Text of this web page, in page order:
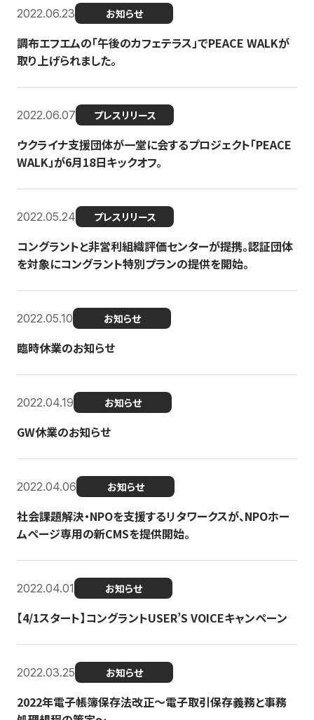
2022.06.23 お知らせ
調布エフエムの「午後のカフェテラス」でPEACE WALKが
取り上げられました。
2022.06.07 プレスリリース
ウクライナ支援団体が一堂に会するプロジェクト「PEACE
WALK」が6月18日キックオフ。
2022.05.24 プレスリリース
コングラントと非営利組織評価センターが提携。認証団体
を対象にコングラント特別プランの提供を開始。
2022.05.10 お知らせ
臨時休業のお知らせ
2022.04.19 お知らせ
GW休業のお知らせ
2022.04.06 お知らせ
社会課題解決・NPOを支援するリタワークスが、NPOホー
ムページ専用の新CMSを提供開始。
2022.04.01 お知らせ
【4/1スタート】コングラントUSER’S VOICEキャンペーン
2022.03.25 お知らせ
2022年電子帳簿保存法改正～電子取引保存義務と事務